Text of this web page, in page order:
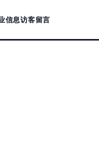
信息访客留言